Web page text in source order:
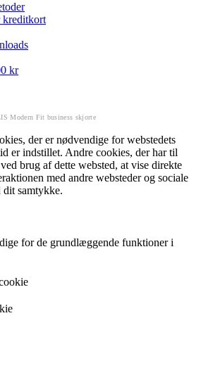
kreditkort
kr
Modern Fit business skjorte
der er nødvendige for webstedets
er indstillet. Andre cookies, der har til
brug af dette websted, at vise direkte
med andre websteder og sociale
samtykke.
for de grundlæggende funktioner i